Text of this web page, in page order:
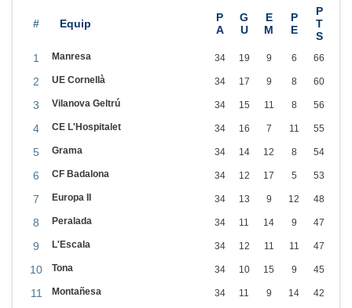
#
1 Manresa 34 19 9 6 66
2 UE Cornellà 34 17 9 8 60
3 Vilanova Geltrú 34 15 11 8 56
4 CE L'Hospitalet 34 16 7 11 55
5 Grama 34 14 12 8 54
6 CF Badalona 34 12 17 5 53
7 Europa II 34 13 9 12 48
8 Peralada 34 11 14 9 47
9 L'Escala 34 12 11 11 47
10 Tona 34 10 15 9 45
11 Montañesa 34 11 9 14 42